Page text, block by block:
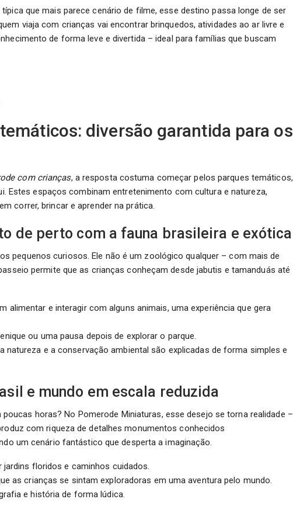
que mais parece cenário de filme, esse destino passa longe de ser
viaja com crianças vai encontrar brinquedos, atividades ao ar livre e
de forma leve e divertida – ideal para famílias que buscam
diversão garantida para os
com crianças, a resposta costuma começar pelos parques temáticos,
Estes espaços combinam entretenimento com cultura e natureza,
correr, brincar e aprender na prática.
de perto com a fauna brasileira e exótica
pequenos curiosos. Ele não é um zoológico qualquer – com mais de
permite que as crianças conheçam desde jabutis e tamanduás até
alimentar e interagir com alguns animais, uma experiência que gera
ou uma pausa depois de explorar o parque.
natureza e a conservação ambiental são explicadas de forma simples e
e mundo em escala reduzida
horas? No Pomerode Miniaturas, esse desejo se torna realidade –
com riqueza de detalhes monumentos conhecidos
um cenário fantástico que desperta a imaginação.
floridos e caminhos cuidados.
as crianças se sintam exploradoras em uma aventura pelo mundo.
e história de forma lúdica.